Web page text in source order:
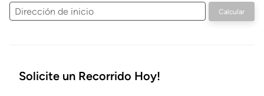
Dirección
de
Calcular
Solicite un Recorrido Hoy!